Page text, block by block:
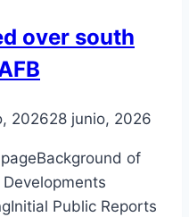
over south
202628 junio, 2026
of
Public Reports